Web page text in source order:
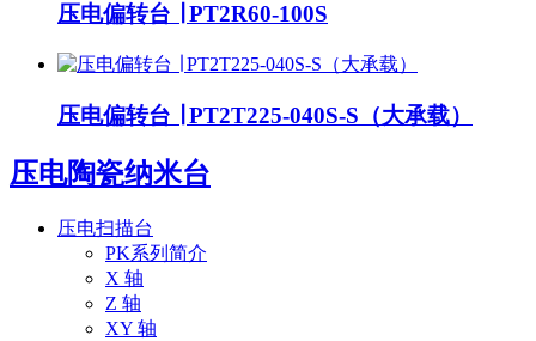
压电偏转台 ∣ PT2R60-100S
压电偏转台 ∣ PT2T225-040S-S（大承载）
压电陶瓷纳米台
压电扫描台
PK系列简介
X 轴
Z 轴
XY 轴